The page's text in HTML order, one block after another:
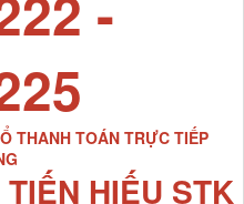
THANH TOÁN TRỰC TIẾP
HIẾU STK